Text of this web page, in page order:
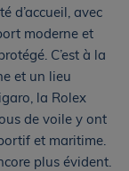
d’accueil, avec
moderne et
C’est à la
et un lieu
la Rolex
de voile y ont
et maritime.
plus évident.